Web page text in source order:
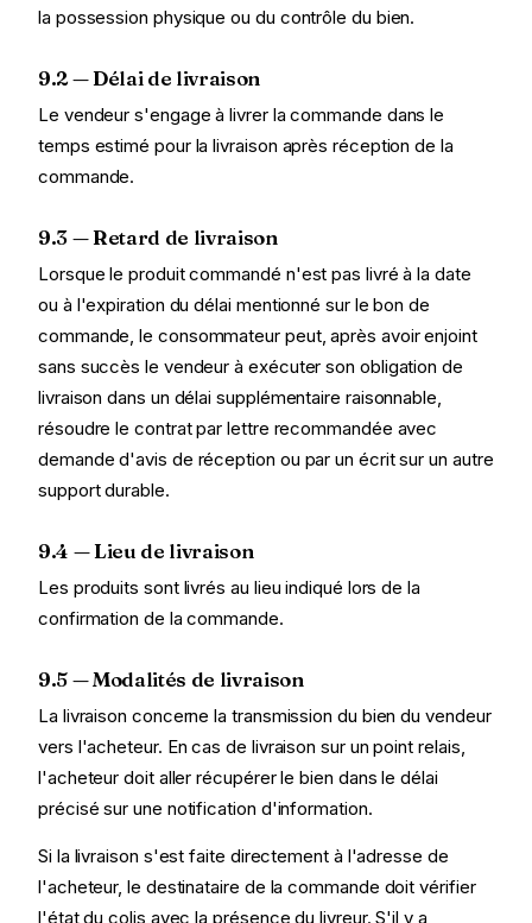
la possession physique ou du contrôle du bien.
9.2 — Délai de livraison
Le vendeur s'engage à livrer la commande dans le
temps estimé pour la livraison après réception de la
commande.
9.3 — Retard de livraison
Lorsque le produit commandé n'est pas livré à la date
ou à l'expiration du délai mentionné sur le bon de
commande, le consommateur peut, après avoir enjoint
sans succès le vendeur à exécuter son obligation de
livraison dans un délai supplémentaire raisonnable,
résoudre le contrat par lettre recommandée avec
demande d'avis de réception ou par un écrit sur un autre
support durable.
9.4 — Lieu de livraison
Les produits sont livrés au lieu indiqué lors de la
confirmation de la commande.
9.5 — Modalités de livraison
La livraison concerne la transmission du bien du vendeur
vers l'acheteur. En cas de livraison sur un point relais,
l'acheteur doit aller récupérer le bien dans le délai
précisé sur une notification d'information.
Si la livraison s'est faite directement à l'adresse de
l'acheteur, le destinataire de la commande doit vérifier
l'état du colis avec la présence du livreur. S'il y a